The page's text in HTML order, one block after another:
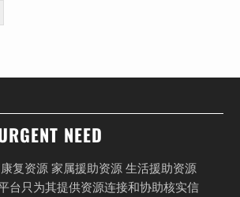
NEED
复资源 家属援助资源 生活援助资源
台只为其提供资源连接和协助核实信